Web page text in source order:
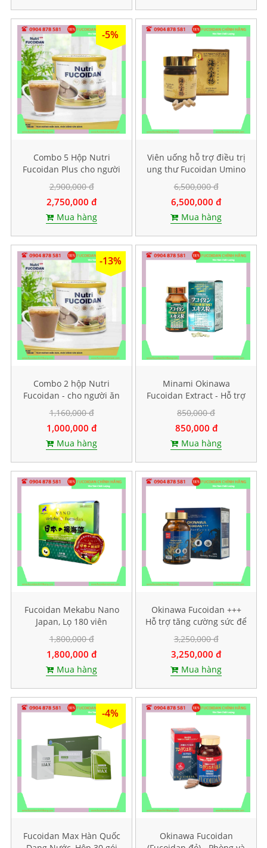
-5%
Combo 5 Hộp Nutri
Fucoidan Plus cho người
ăn kiêng, Mỗi hộp 500g
2,900,000 đ
2,750,000 đ
Mua hàng
Viên uống hỗ trợ điều trị
ung thư Fucoidan Umino
Takaramono, Hộp 130
viên
6,500,000 đ
6,500,000 đ
Mua hàng
-13%
Combo 2 hộp Nutri
Fucoidan - cho người ăn
kiêng, ăn chay
1,160,000 đ
1,000,000 đ
Mua hàng
Minami Okinawa
Fucoidan Extract - Hỗ trợ
điều trị ung thư, Lọ 240
viên
850,000 đ
850,000 đ
Mua hàng
Fucoidan Mekabu Nano
Japan, Lọ 180 viên
1,800,000 đ
1,800,000 đ
Mua hàng
Okinawa Fucoidan +++
Hỗ trợ tăng cường sức để
kháng, Hộp 30 viên
3,250,000 đ
3,250,000 đ
Mua hàng
-4%
Fucoidan Max Hàn Quốc
Okinawa Fucoidan